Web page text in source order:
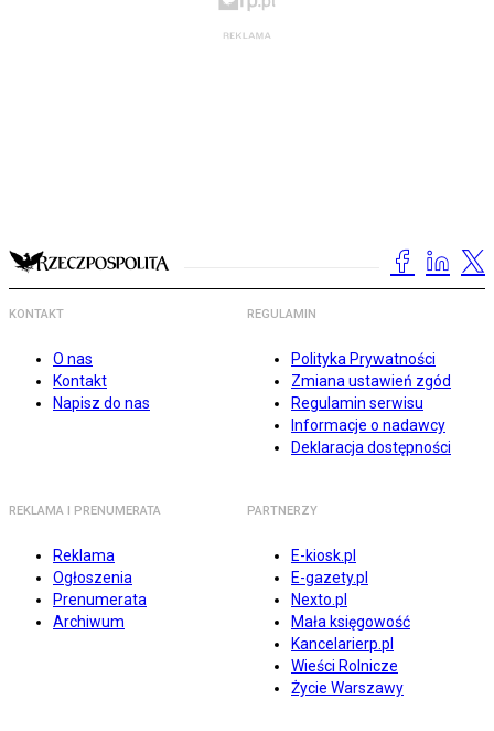
KONTAKT
O nas
Kontakt
Napisz do nas
REGULAMIN
Polityka Prywatności
Zmiana ustawień zgód
Regulamin serwisu
Informacje o nadawcy
Deklaracja dostępności
REKLAMA I PRENUMERATA
Reklama
Ogłoszenia
Prenumerata
Archiwum
PARTNERZY
E-kiosk.pl
E-gazety.pl
Nexto.pl
Mała księgowość
Kancelarierp.pl
Wieści Rolnicze
Życie Warszawy